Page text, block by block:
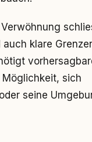
klare
sich
seine